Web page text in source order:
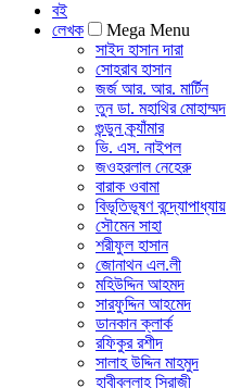
বই
লেখক
Mega Menu
সাইদ হাসান দারা
সোহরাব হাসান
জর্জ আর. আর. মার্টিন
তুন ডা. মহাথির মোহাম্মদ
গুন্ডুন ক্র্যাঁমার
ভি. এস. নাইপল
জওহরলাল নেহেরু
বারাক ওবামা
বিভূতিভূষণ বন্দ্যোপাধ্যায়
সৌমেন সাহা
শরীফুল হাসান
জোনাথন এল.লী
মহিউদ্দিন আহমদ
সারফুদ্দিন আহমেদ
ডানকান ক্লার্ক
রফিকুর রশীদ
সালাহ উদ্দিন মাহমুদ
হাবীবুল্লাহ সিরাজী